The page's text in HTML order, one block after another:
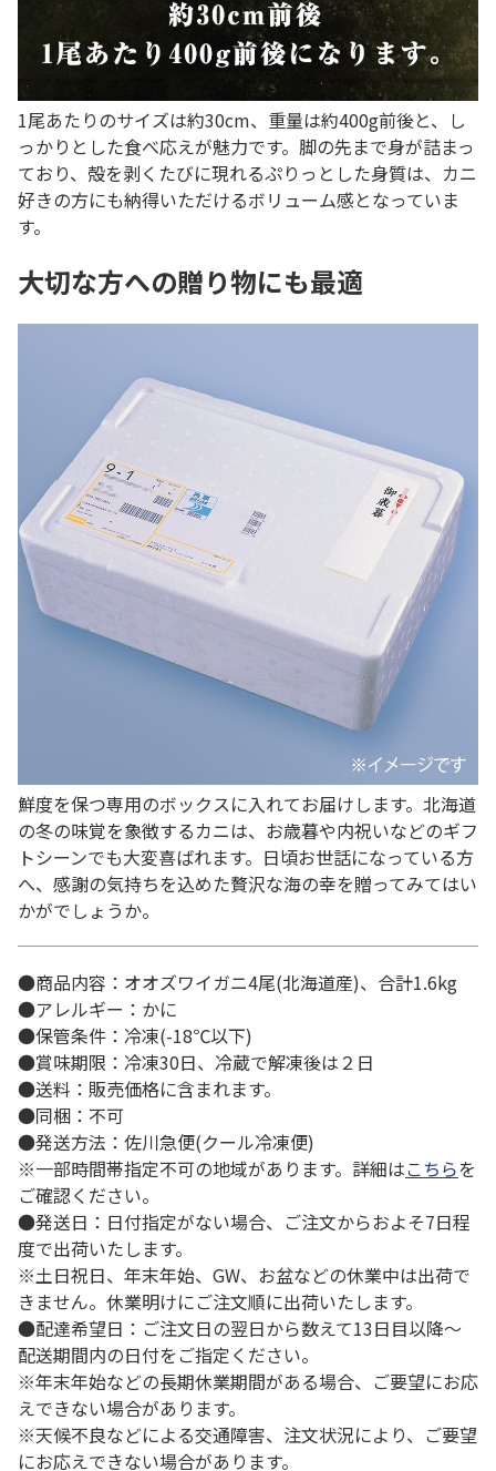
1尾あたりのサイズは約30cm、重量は約400g前後と、し
っかりとした食べ応えが魅力です。脚の先まで身が詰まっ
ており、殻を剥くたびに現れるぷりっとした身質は、カニ
好きの方にも納得いただけるボリューム感となっていま
す。
大切な方への贈り物にも最適
鮮度を保つ専用のボックスに入れてお届けします。北海道
の冬の味覚を象徴するカニは、お歳暮や内祝いなどのギフ
トシーンでも大変喜ばれます。日頃お世話になっている方
へ、感謝の気持ちを込めた贅沢な海の幸を贈ってみてはい
かがでしょうか。
●商品内容：オオズワイガニ4尾(北海道産)、合計1.6kg
●アレルギー：かに
●保管条件：冷凍(-18℃以下)
●賞味期限：冷凍30日、冷蔵で解凍後は２日
●送料：販売価格に含まれます。
●同梱：不可
●発送方法：佐川急便(クール冷凍便)
※一部時間帯指定不可の地域があります。詳細はこちらを
ご確認ください。
●発送日：日付指定がない場合、ご注文からおよそ7日程
度で出荷いたします。
※土日祝日、年末年始、GW、お盆などの休業中は出荷で
きません。休業明けにご注文順に出荷いたします。
●配達希望日：ご注文日の翌日から数えて13日目以降～
配送期間内の日付をご指定ください。
※年末年始などの長期休業期間がある場合、ご要望にお応
えできない場合があります。
※天候不良などによる交通障害、注文状況により、ご要望
にお応えできない場合があります。